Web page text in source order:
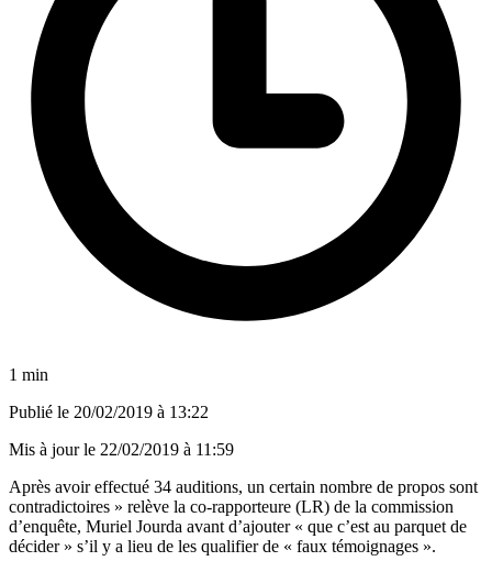
1 min
Publié le 20/02/2019 à 13:22
Mis à jour le 22/02/2019 à 11:59
Après avoir effectué 34 auditions, un certain nombre de propos sont
contradictoires » relève la co-rapporteure (LR) de la commission
d’enquête, Muriel Jourda avant d’ajouter « que c’est au parquet de
décider » s’il y a lieu de les qualifier de « faux témoignages ».